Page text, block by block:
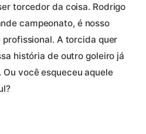
torcedor da coisa. Rodrigo
campeonato, é nosso
profissional. A torcida quer
história de outro goleiro já
Ou você esqueceu aquele